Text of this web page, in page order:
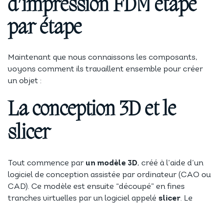
d’impression FDM étape
par étape
Maintenant que nous connaissons les composants,
voyons comment ils travaillent ensemble pour créer
un objet :
La conception 3D et le
slicer
Tout commence par un modèle 3D, créé à l’aide d’un
logiciel de conception assistée par ordinateur (CAO ou
CAD). Ce modèle est ensuite “découpé” en fines
tranches virtuelles par un logiciel appelé slicer. Le